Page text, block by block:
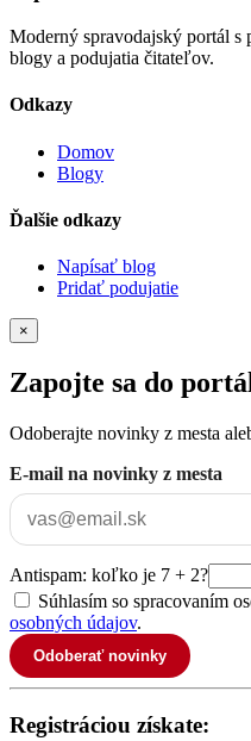
Moderný spravodajský portál s
blogy a podujatia čitateľov.
Odkazy
Domov
Blogy
Ďalšie odkazy
Napísať blog
Pridať podujatie
×
Zapojte sa do
Odoberajte novinky z mesta
E-mail na novinky z mesta
Antispam: koľko je 7 + 2?
Súhlasím so spracovaním
osobných údajov.
Odoberať novinky
Registráciou získate: